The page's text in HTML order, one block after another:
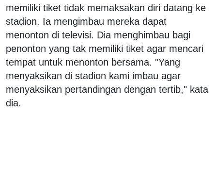
memiliki tiket tidak memaksakan diri datang ke
stadion. Ia mengimbau mereka dapat
menonton di televisi. Dia menghimbau bagi
penonton yang tak memiliki tiket agar mencari
tempat untuk menonton bersama. "Yang
menyaksikan di stadion kami imbau agar
menyaksikan pertandingan dengan tertib," kata
dia.